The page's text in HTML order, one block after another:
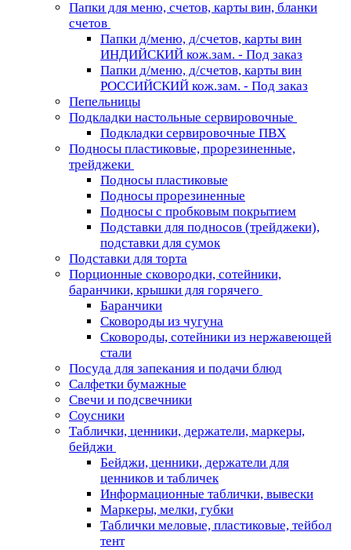
Папки для меню, счетов, карты вин, бланки
счетов
Папки д/меню, д/счетов, карты вин
ИНДИЙСКИЙ кож.зам. - Под заказ
Папки д/меню, д/счетов, карты вин
РОССИЙСКИЙ кож.зам. - Под заказ
Пепельницы
Подкладки настольные сервировочные
Подкладки сервировочные ПВХ
Подносы пластиковые, прорезиненные,
трейджеки
Подносы пластиковые
Подносы прорезиненные
Подносы с пробковым покрытием
Подставки для подносов (трейджеки),
подставки для сумок
Подставки для торта
Порционные сковородки, сотейники,
баранчики, крышки для горячего
Баранчики
Сковороды из чугуна
Сковороды, сотейники из нержавеющей
стали
Посуда для запекания и подачи блюд
Салфетки бумажные
Свечи и подсвечники
Соусники
Таблички, ценники, держатели, маркеры,
бейджи
Бейджи, ценники, держатели для
ценников и табличек
Информационные таблички, вывески
Маркеры, мелки, губки
Таблички меловые, пластиковые, тейбол
тент